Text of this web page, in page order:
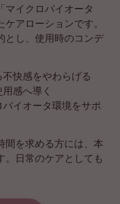
イクロバイオータ
アローションです。
とし、使用時のコンデ
快感をやわらげる
感へ導く
イオータ環境をサポ
間を求める方には、本
。日常のケアとしても